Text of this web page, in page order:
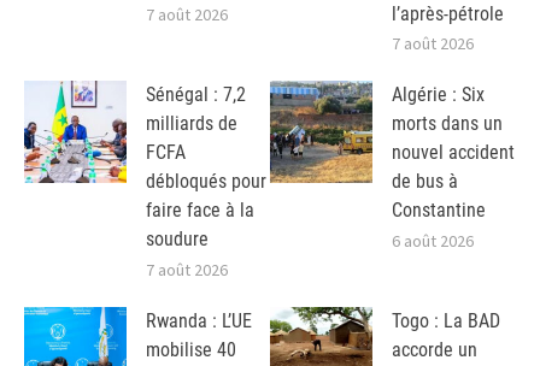
7 août 2026
l’après-pétrole
7 août 2026
Sénégal : 7,2
milliards de
FCFA
débloqués pour
faire face à la
soudure
7 août 2026
Algérie : Six
morts dans un
nouvel accident
de bus à
Constantine
6 août 2026
Rwanda : L’UE
mobilise 40
Togo : La BAD
accorde un